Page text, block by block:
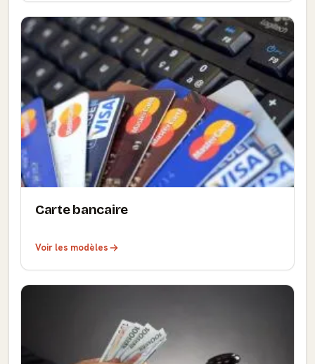
Carte bancaire
Voir les modèles